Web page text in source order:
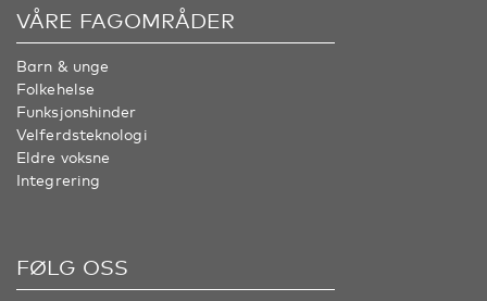
VÅRE FAGOMRÅDER
Barn & unge
Folkehelse
Funksjonshinder
Velferdsteknologi
Eldre voksne
Integrering
FØLG OSS